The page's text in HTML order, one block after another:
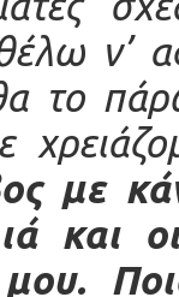
ν’
το
με
και
μου.